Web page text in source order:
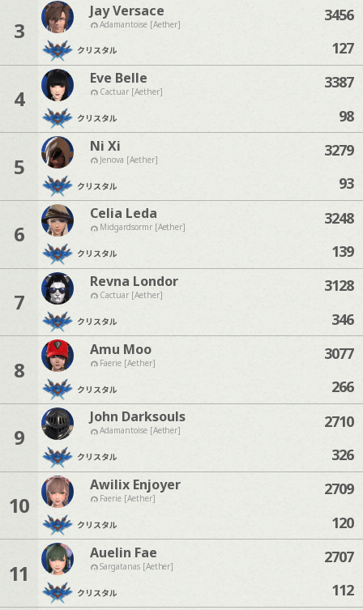
3
Jay Versace
Adamantoise [Aether]
クリスタル
3456
127
4
Eve Belle
Cactuar [Aether]
クリスタル
3387
98
5
Ni Xi
Jenova [Aether]
クリスタル
3279
93
6
Celia Leda
Midgardsormr [Aether]
クリスタル
3248
139
7
Revna Londor
Cactuar [Aether]
クリスタル
3128
346
8
Amu Moo
Faerie [Aether]
クリスタル
3077
266
9
John Darksouls
Adamantoise [Aether]
クリスタル
2710
326
10
Awilix Enjoyer
Faerie [Aether]
クリスタル
2709
120
11
Auelin Fae
Sargatanas [Aether]
クリスタル
2707
112